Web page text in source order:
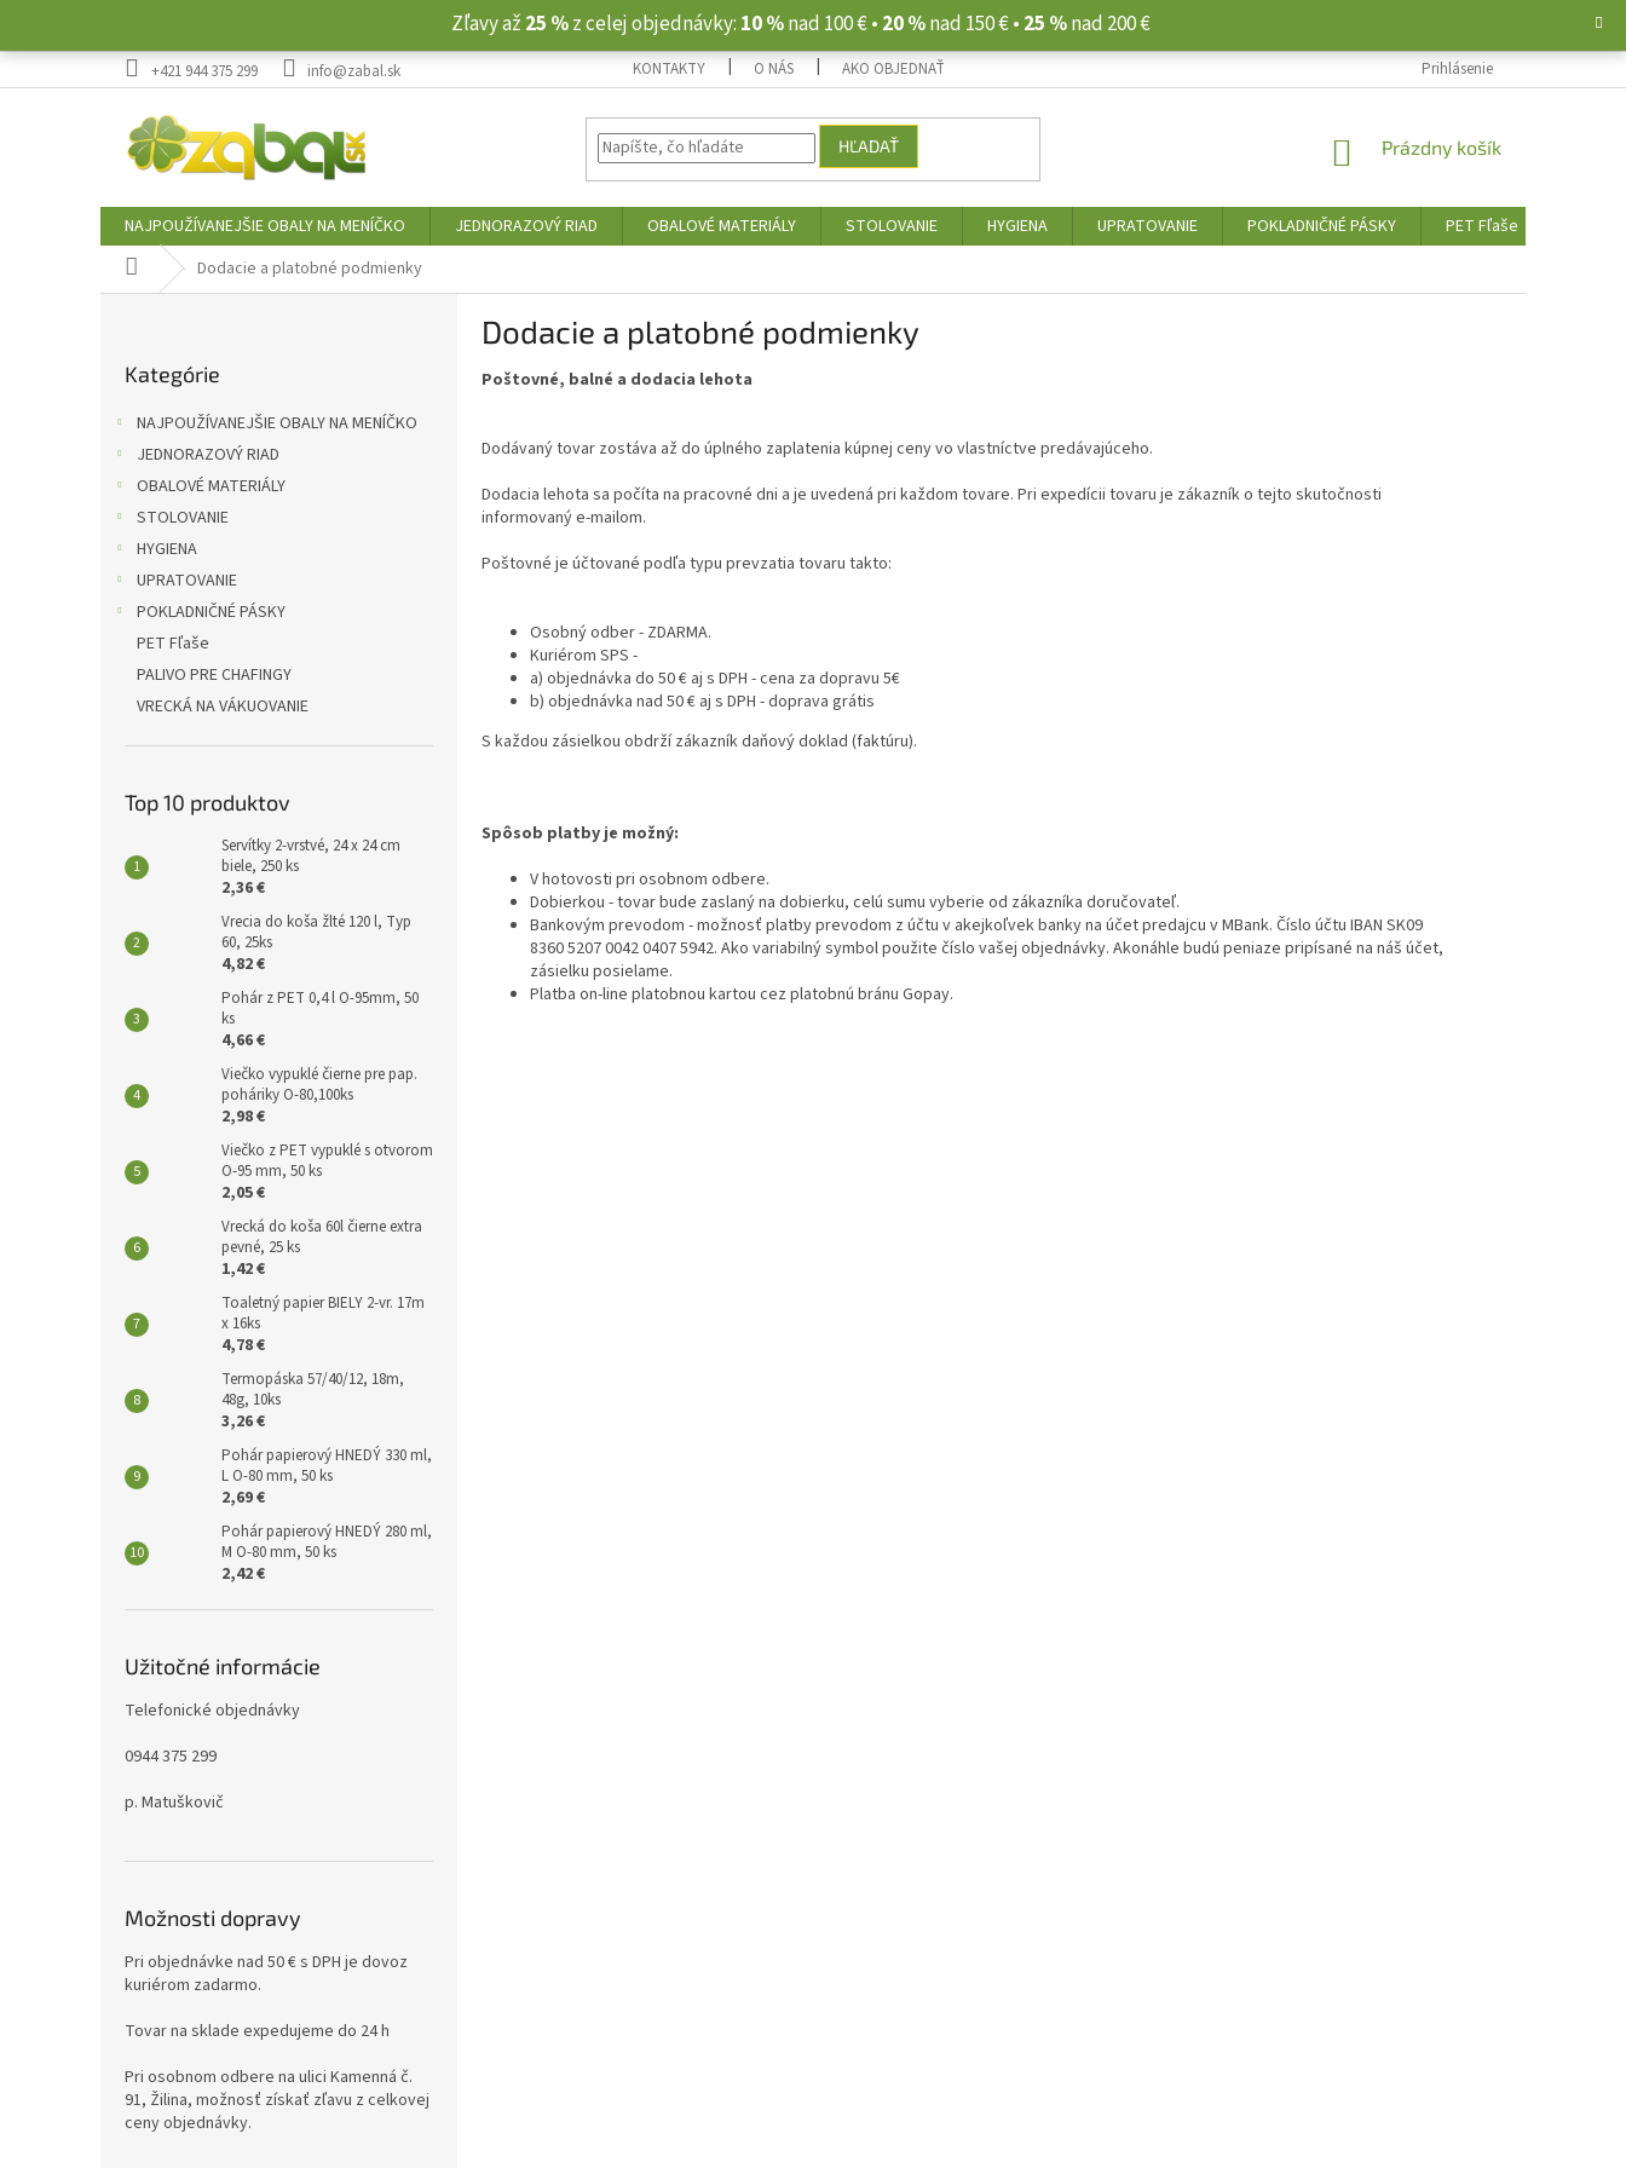
obsah
Zľavy až 25 %z celej objednávky: 10 %nad 100 € • 20 %nad 150 € • 25 %nad 200 €
+421 944 375 299 info@zabal.sk KONTAKTY O NÁS AKO OBJEDNAŤ Prihlásenie
HĽADAŤ
NÁKUPNÝ
Prázdny košík
NAJPOUŽÍVANEJŠIE OBALY NA MENÍČKO JEDNORAZOVÝ RIAD OBALOVÉ MATERIÁLY STOLOVANIE HYGIENA UPRATOVANIE POKLADNIČNÉ PÁSKY PET Fľaše
DomovDodacie a platobné podmienky
kategórie
Kategórie
NAJPOUŽÍVANEJŠIE OBALY NA MENÍČKO
JEDNORAZOVÝ RIAD
OBALOVÉ MATERIÁLY
STOLOVANIE
HYGIENA
UPRATOVANIE
POKLADNIČNÉ PÁSKY
PET Fľaše
PALIVO PRE CHAFINGY
VRECKÁ NA VÁKUOVANIE
Top 10 produktov
Servítky 2-vrstvé, 24 x 24 cm
biele, 250 ks
2,36 €
Vrecia do koša žlté 120 l, Typ
60, 25ks
4,82 €
Pohár z PET 0,4 l O-95mm, 50
ks
4,66 €
Viečko vypuklé čierne pre pap.
poháriky O-80,100ks
2,98 €
Viečko z PET vypuklé s otvorom
O-95 mm, 50 ks
2,05 €
Vrecká do koša 60l čierne extra
pevné, 25 ks
1,42 €
Toaletný papier BIELY 2-vr. 17m
x 16ks
4,78 €
Termopáska 57/40/12, 18m,
48g, 10ks
3,26 €
Pohár papierový HNEDÝ 330 ml,
L O-80 mm, 50 ks
2,69 €
Pohár papierový HNEDÝ 280 ml,
M O-80 mm, 50 ks
2,42 €
Užitočné informácie
Telefonické objednávky
0944 375 299
p. Matuškovič
Možnosti dopravy
Pri objednávke nad 50 € s DPH je dovoz
kuriérom zadarmo.
Tovar na sklade expedujeme do 24 h
Pri osobnom odbere na ulici Kamenná č.
91, Žilina, možnosť získať zľavu z celkovej
ceny objednávky.
Dodacie a platobné podmienky
Poštovné, balné a dodacia lehota
Dodávaný tovar zostáva až do úplného zaplatenia kúpnej ceny vo vlastníctve predávajúceho.
Dodacia lehota sa počíta na pracovné dni a je uvedená pri každom tovare. Pri expedícii tovaru je zákazník o tejto skutočnosti
informovaný e-mailom.
Poštovné je účtované podľa typu prevzatia tovaru takto:
Osobný odber - ZDARMA.
Kuriérom SPS -
a) objednávka do 50 € aj s DPH - cena za dopravu 5€
b) objednávka nad 50 € aj s DPH - doprava grátis
S každou zásielkou obdrží zákazník daňový doklad (faktúru).
Spôsob platby je možný:
V hotovosti pri osobnom odbere.
Dobierkou - tovar bude zaslaný na dobierku, celú sumu vyberie od zákazníka doručovateľ.
Bankovým prevodom - možnosť platby prevodom z účtu v akejkoľvek banky na účet predajcu v MBank. Číslo účtu IBAN SK09
8360 5207 0042 0407 5942. Ako variabilný symbol použite číslo vašej objednávky. Akonáhle budú peniaze pripísané na náš účet,
zásielku posielame.
Platba on-line platobnou kartou cez platobnú bránu Gopay.